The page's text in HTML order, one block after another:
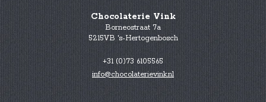
Chocolaterie Vink
Borneostraat 7a
5215VB 's-Hertogenbosch
+31 (0)73 6105565
info@chocolaterievink.nl